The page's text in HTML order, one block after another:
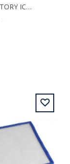
PURE FACTORY ICER BAG 220MC